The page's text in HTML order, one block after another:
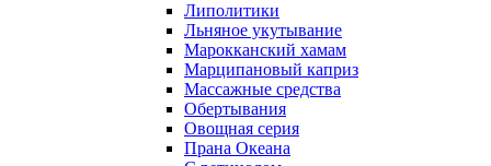
Липолитики
Льняное укутывание
Марокканский хамам
Марципановый каприз
Массажные средства
Обертывания
Овощная серия
Прана Океана